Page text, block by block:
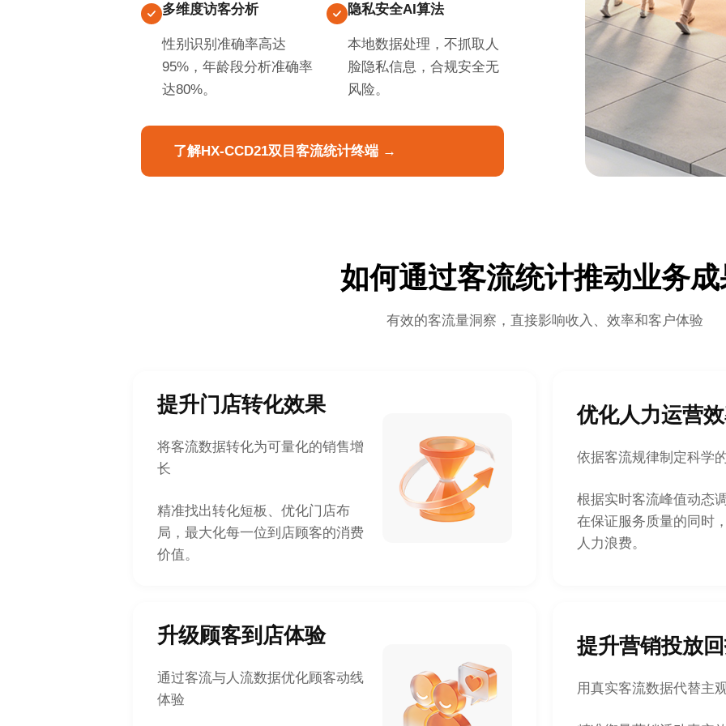
多维度访客分析
性别识别准确率高达
95%，年龄段分析准确率
达80%。
隐私安全AI算法
本地数据处理，不抓取人
脸隐私信息，合规安全无
风险。
了解HX-CCD21双目客流统计终端 →
如何通过客流统计推动业务
有效的客流量洞察，直接影响收入、效率和客户体验
提升门店转化效果
将客流数据转化为可量化的销售增
长
精准找出转化短板、优化门店布
局，最大化每一位到店顾客的消费
价值。
优化人力运营
依据客流规律制定科学
根据实时客流峰值动态
在保证服务质量的同时
人力浪费。
升级顾客到店体验
通过客流与人流数据优化顾客动线
体验
提升营销投放
用真实客流数据代替主